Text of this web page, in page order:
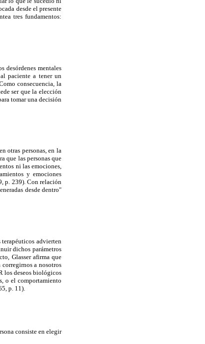
desde el presente
tres fundamentos:
desórdenes mentales
paciente a tener un
consecuencia, la
ser que la elección
tomar una decisión
otras personas, en la
que las personas que
ni las emociones,
y emociones
p. 239). Con relación
desde dentro"
advierten
dichos parámetros
Glasser afirma que
a nosotros
los deseos biológicos
o el comportamiento
p. 11).
consiste en elegir